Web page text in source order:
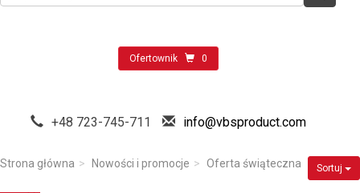
Ofertownik 0
+48 723-745-711 info@vbsproduct.com
Strona główna Nowości i promocje Oferta świąteczna Sortuj